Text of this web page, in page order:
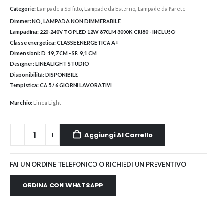
Categorie: Lampade a Soffitto Lampade da Esterno Lampade da Parete
Dimmer:NO, LAMPADA NON DIMMERABILE
Lampadina: 220-240V TOPLED 12W 870LM 3000K CRI80 - INCLUSO
Classe energetica:CLASSE ENERGETICA A+
Dimensioni:D. 19,7 CM - SP. 9,1 CM
Designer:LINEALIGHT STUDIO
Disponibilità:DISPONIBILE
Tempistica:CA 5 / 6 GIORNI LAVORATIVI
Marchio: Linea Light
Aggiungi Al Carrello
FAI UN ORDINE TELEFONICO O RICHIEDI UN PREVENTIVO
ORDINA CON WHATSAPP